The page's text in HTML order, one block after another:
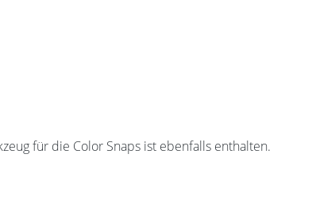
für die Color Snaps ist ebenfalls enthalten.